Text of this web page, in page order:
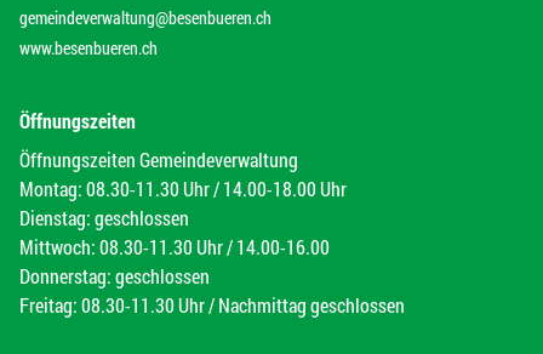
gemeindeverwaltung@besenbueren.ch
www.besenbueren.ch
Öffnungszeiten
Öffnungszeiten Gemeindeverwaltung
Montag: 08.30-11.30 Uhr / 14.00-18.00 Uhr
Dienstag: geschlossen
Mittwoch: 08.30-11.30 Uhr / 14.00-16.00
Donnerstag: geschlossen
Freitag: 08.30-11.30 Uhr / Nachmittag geschlossen